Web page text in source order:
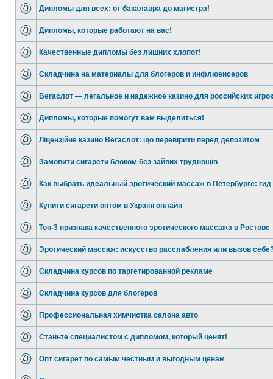
Дипломы для всех: от бакалавра до магистра!
Дипломы, которые работают на вас!
Качественные дипломы без лишних хлопот!
Складчина на материалы для блогеров и инфлюенсеров
Вегаслот — легальное и надежное казино для российских
Дипломы, которые помогут вам выделиться!
Ліцензійне казино Вегаслот: що перевірити перед депозитом
Замовити сигарети блоком без зайвих труднощів
Как выбрать идеальный эротический массаж в Петербурге: гид
Купити сигарети оптом в Україні онлайн
Топ-3 признака качественного эротического массажа в Ростове
Эротический массаж: искусство расслабления или вызов
Складчина курсов по таргетированной рекламе
Складчина курсов для блогеров
Профессиональная химчистка салона авто
Станьте специалистом с дипломом, который ценят!
Опт сигарет по самым честным и выгодным ценам